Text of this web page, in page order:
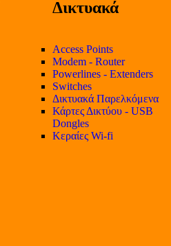
Δικτυακά
Access Points
Modem - Router
Powerlines - Extenders
Switches
Δικτυακά Παρελκόμενα
Κάρτες Δικτύου - USB
Dongles
Κεραίες Wi-fi